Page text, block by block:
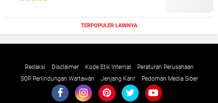
TERPOPULER LAINNYA
Redaksi Disclaimer Kode Etik Internal
Peraturan Perusahaan
SOP Perlindungan Wartawan
Jenjang Karir Pedoman Media Siber